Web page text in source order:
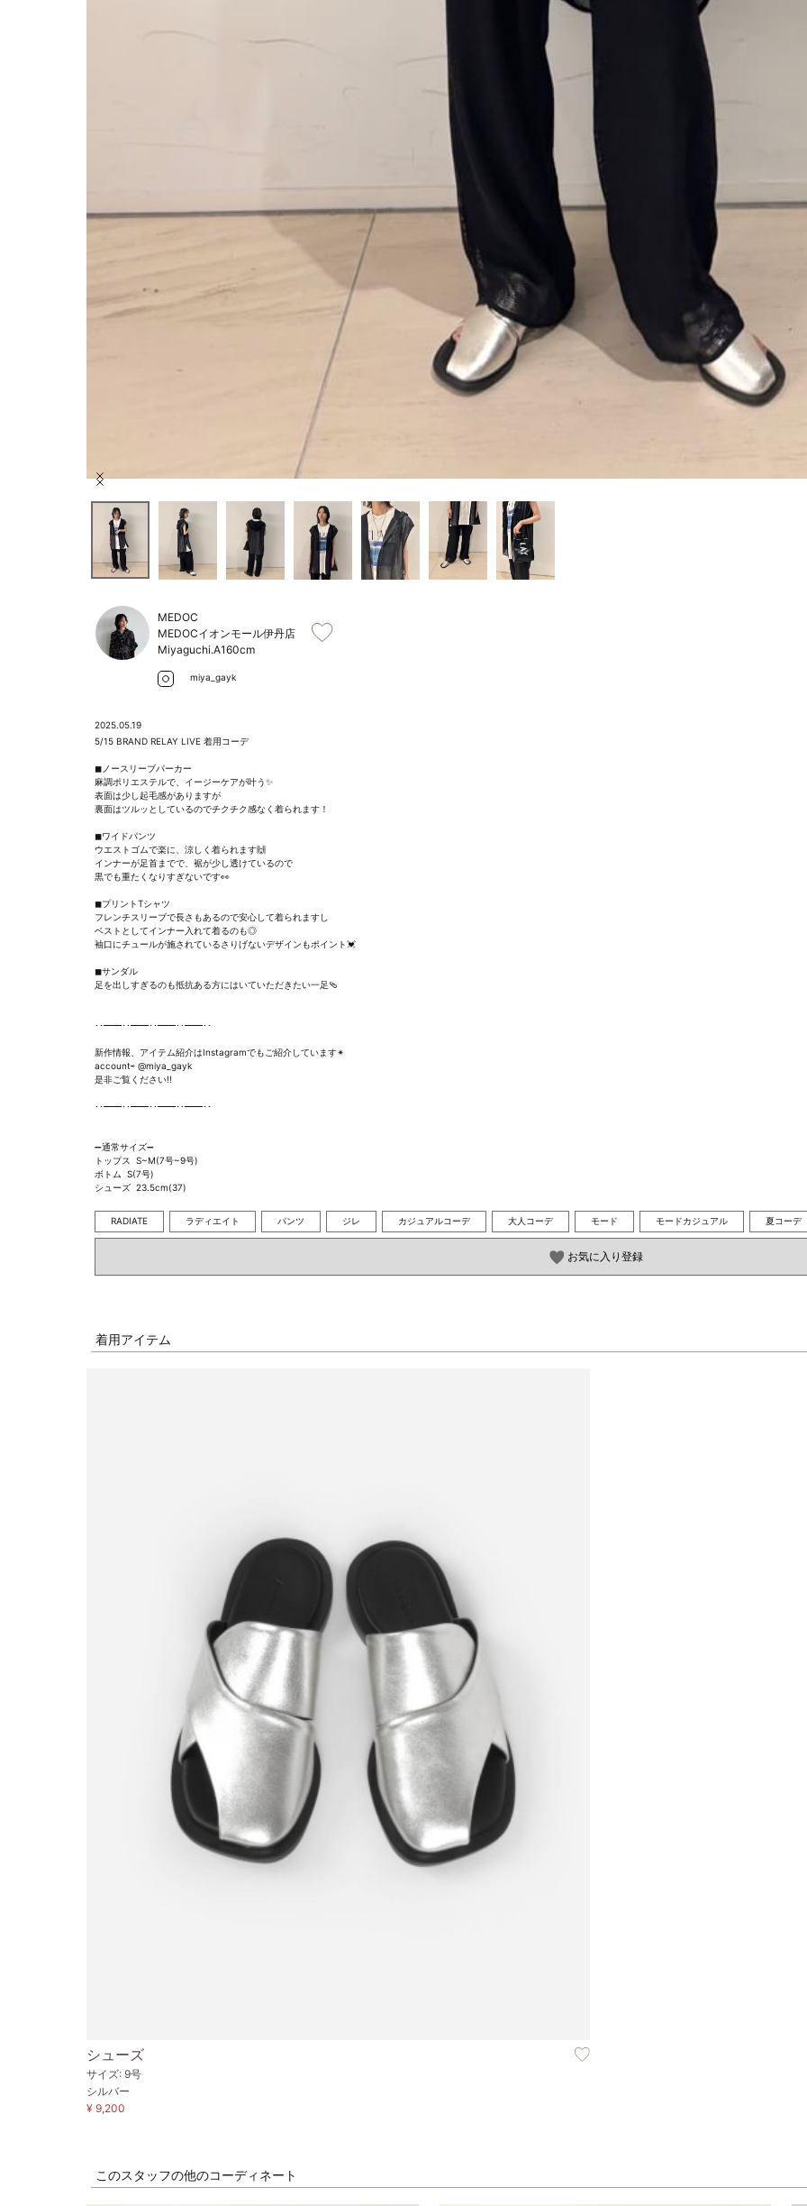
Item
MEDOC
MEDOCイオンモール伊丹店
Miyaguchi.A160cm
miya_gayk
2025.05.19
5/15 BRAND RELAY LIVE 着用コーデ
◼︎ノースリーブパーカー
麻調ポリエステルで、イージーケアが叶う✨
表面は少し起毛感がありますが
裏面はツルッとしているのでチクチク感なく着られます！
◼︎ワイドパンツ
ウエストゴムで楽に、涼しく着られます🙌
インナーが足首までで、裾が少し透けているので
黒でも重たくなりすぎないです👀
◼︎プリントTシャツ
フレンチスリーブで長さもあるので安心して着られますし
ベストとしてインナー入れて着るのも◎
袖口にチュールが施されているさりげないデザインもポイント💓
◼︎サンダル
足を出しすぎるのも抵抗ある方にはいていただきたい一足🩴
･･━━･･━━･･━━･･━━･･
新作情報、アイテム紹介はInstagramでもご紹介しています✴︎
account⇨ @miya_gayk
是非ご覧ください!!
･･━━･･━━･･━━･･━━･･
➖通常サイズ➖
トップス  S~M(7号~9号)
ボトム  S(7号)
シューズ  23.5cm(37)
RADIATE ラディエイト パンツ ジレ カジュアルコーデ 大人コーデ モード モードカジュアル 夏コーデ
お気に入り登録
着用アイテム
シューズ
サイズ: 9号
シルバー
¥ 9,200
このスタッフの他のコーディネート